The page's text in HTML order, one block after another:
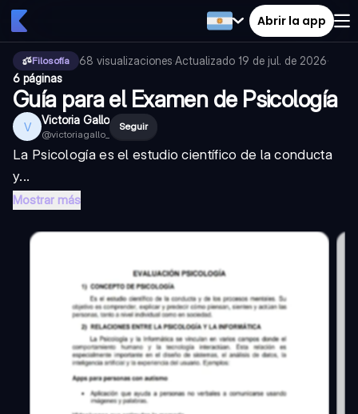
Abrir la app
Filosofía 68 visualizaciones·Actualizado 19 de jul. de 2026·
6 páginas
Guía para el Examen de Psicología
V Victoria Gallo
@victoriagallo_
Seguir
La Psicología es el estudio científico de la conducta
y...
Mostrar más